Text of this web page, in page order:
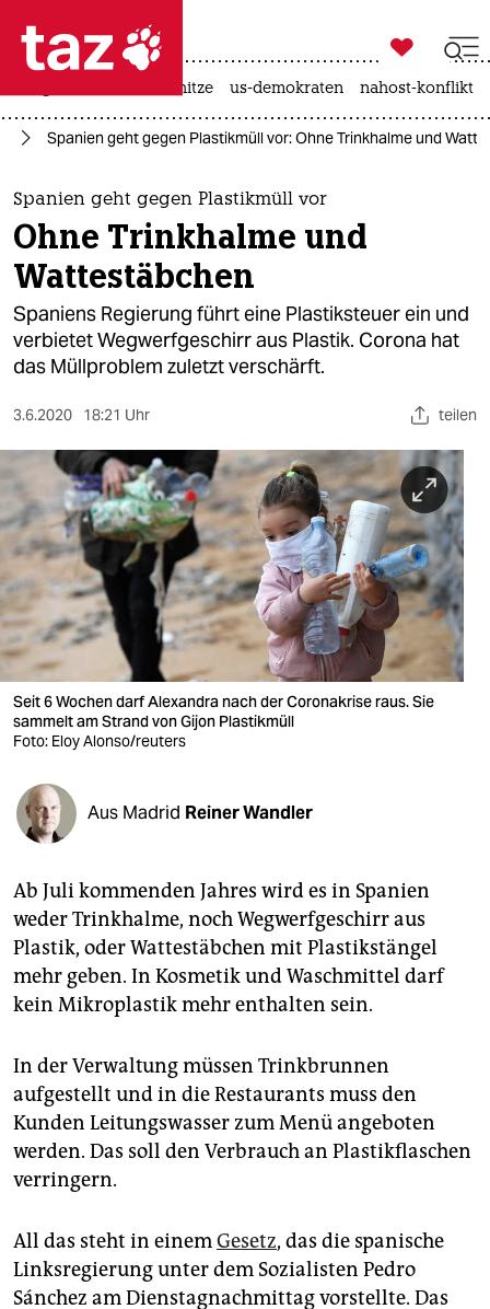
 taz zahl ich
taz zahl ich
themen
politik
öko
gesellschaft
sport
berlin
nord
wahrheit
verlag
verlag
veranstaltungen
fragen & hilfe
abo
genossenschaft
epaper login

taz zahl ich
hitze us-demokraten nahost-konflikt
Spanien geht gegen Plastikmüll vor: Ohne Trinkhalme und
Spanien geht gegen Plastikmüll vor
Ohne Trinkhalme und
Wattestäbchen
Spaniens Regierung führt eine Plastiksteuer ein und
verbietet Wegwerfgeschirr aus Plastik. Corona hat
das Müllproblem zuletzt verschärft.
3.6.2020 18:21 Uhr teilen
Seit 6 Wochen darf Alexandra nach der Coronakrise raus. Sie
sammelt am Strand von Gijon Plastikmüll
Foto: Eloy Alonso/reuters
Aus Madrid Reiner Wandler
Ab Juli kommenden Jahres wird es in Spanien
weder Trinkhalme, noch Wegwerfgeschirr aus
Plastik, oder Wattestäbchen mit Plastikstängel
mehr geben. In Kosmetik und Waschmittel darf
kein Mikroplastik mehr enthalten sein.
In der Verwaltung müssen Trinkbrunnen
aufgestellt und in die Restaurants muss den
Kunden Leitungswasser zum Menü angeboten
werden. Das soll den Verbrauch an Plastikflaschen
verringern.
All das steht in einemGesetz, das die spanische
Linksregierung unter dem Sozialisten Pedro
Sánchez am Dienstagnachmittag vorstellte. Das